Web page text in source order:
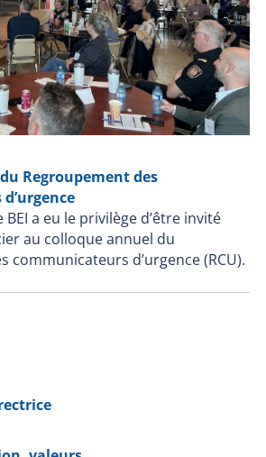
Regroupement des
a eu le privilège d’être invité
au colloque annuel du
communicateurs d’urgence (RCU).